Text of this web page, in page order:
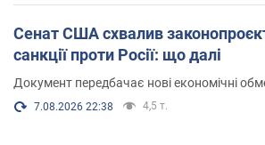
Сенат США схвалив
санкції проти Росії: що далі
Документ передбачає нові економічні
7.08.2026 22:38 4,5 т.